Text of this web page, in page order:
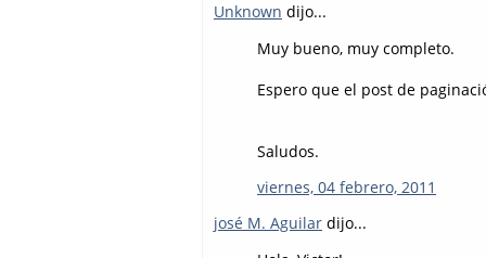
Unknown dijo...
Muy bueno, muy completo.
Espero que el post de
Saludos.
viernes, 04 febrero, 2011
josé M. Aguilar dijo...